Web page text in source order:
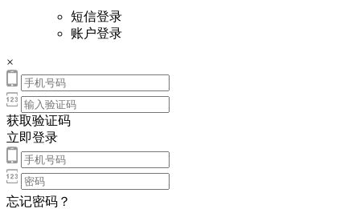
短信登录
账户登录
×
获取验证码
立即登录
忘记密码？